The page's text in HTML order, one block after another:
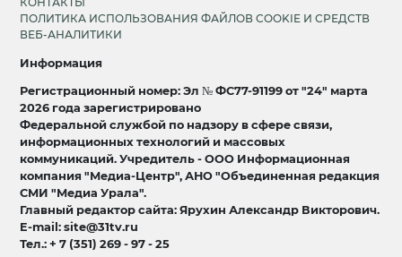
ПОЛИТИКА ИСПОЛЬЗОВАНИЯ ФАЙЛОВ COOKIE И СРЕДСТВ
ВЕБ-АНАЛИТИКИ
Информация
Регистрационный номер: Эл № ФС77-91199 от "24" марта
2026 года зарегистрировано
Федеральной службой по надзору в сфере связи,
информационных технологий и массовых
коммуникаций. Учредитель - ООО Информационная
компания "Медиа-Центр", АНО "Объединенная редакция
СМИ "Медиа Урала".
Главный редактор сайта: Ярухин Александр Викторович.
E-mail: site@31tv.ru
Тел.: + 7 (351) 269 - 97 - 25